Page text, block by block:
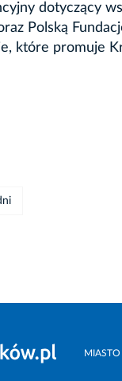
dotyczący
Polską
które promuje
MIASTO